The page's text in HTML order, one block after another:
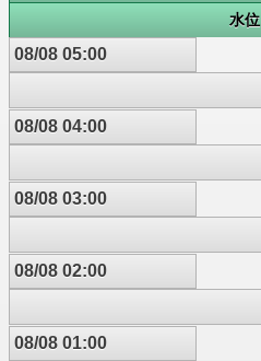
水位
08/08 05:00
08/08 04:00
08/08 03:00
08/08 02:00
08/08 01:00